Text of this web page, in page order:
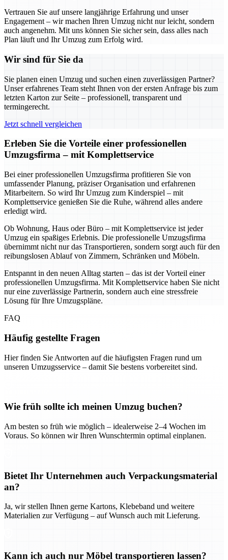
Vertrauen Sie auf unsere langjährige Erfahrung und unser
Engagement – wir machen Ihren Umzug nicht nur leicht, sondern
auch angenehm. Mit uns können Sie sicher sein, dass alles nach
Plan läuft und Ihr Umzug zum Erfolg wird.
Wir sind für Sie da
Sie planen einen Umzug und suchen einen zuverlässigen Partner?
Unser erfahrenes Team steht Ihnen von der ersten Anfrage bis zum
letzten Karton zur Seite – professionell, transparent und
termingerecht.
Jetzt schnell vergleichen
Erleben Sie die Vorteile einer professionellen
Umzugsfirma – mit Komplettservice
Bei einer professionellen Umzugsfirma profitieren Sie von
umfassender Planung, präziser Organisation und erfahrenen
Mitarbeitern. So wird Ihr Umzug zum Kinderspiel – mit
Komplettservice genießen Sie die Ruhe, während alles andere
erledigt wird.
Ob Wohnung, Haus oder Büro – mit Komplettservice ist jeder
Umzug ein spaßiges Erlebnis. Die professionelle Umzugsfirma
übernimmt nicht nur das Transportieren, sondern sorgt auch für den
reibungslosen Ablauf von Zimmern, Schränken und Möbeln.
Entspannt in den neuen Alltag starten – das ist der Vorteil einer
professionellen Umzugsfirma. Mit Komplettservice haben Sie nicht
nur eine zuverlässige Partnerin, sondern auch eine stressfreie
Lösung für Ihre Umzugspläne.
FAQ
Häufig gestellte Fragen
Hier finden Sie Antworten auf die häufigsten Fragen rund um
unseren Umzugsservice – damit Sie bestens vorbereitet sind.
Wie früh sollte ich meinen Umzug buchen?
Am besten so früh wie möglich – idealerweise 2–4 Wochen im
Voraus. So können wir Ihren Wunschtermin optimal einplanen.
Bietet Ihr Unternehmen auch Verpackungsmaterial
an?
Ja, wir stellen Ihnen gerne Kartons, Klebeband und weitere
Materialien zur Verfügung – auf Wunsch auch mit Lieferung.
Kann ich auch nur Möbel transportieren lassen?